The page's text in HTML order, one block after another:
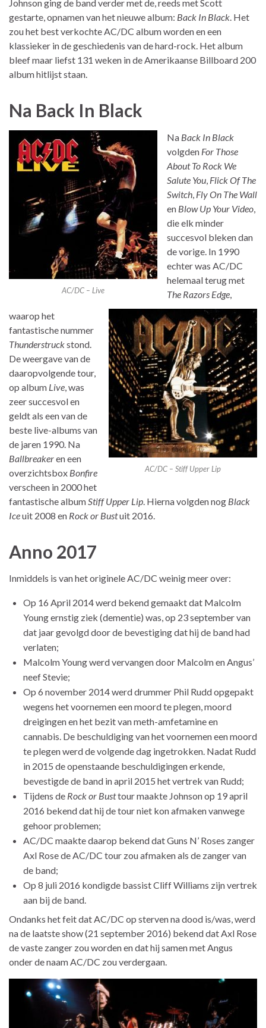
Johnson ging de band verder met de, reeds met Scott
gestarte, opnamen van het nieuwe album: Back In Black. Het
zou het best verkochte AC/DC album worden en een
klassieker in de geschiedenis van de hard-rock. Het album
bleef maar liefst 131 weken in de Amerikaanse Billboard 200
album hitlijst staan.
Na Back In Black
AC/DC – Live
AC/DC – Stiff Upper Lip
Na Back In Black
volgden For Those
About To Rock We
Salute You, Flick Of The
Switch, Fly On The Wall
en Blow Up Your Video,
die elk minder
succesvol bleken dan
de vorige. In 1990
echter was AC/DC
helemaal terug met
The Razors Edge,
waarop het
fantastische nummer
Thunderstruckstond.
De weergave van de
daaropvolgende tour,
op album Live, was
zeer succesvol en
geldt als een van de
beste live-albums van
de jaren 1990. Na
Ballbreakeren een
overzichtsbox Bonfire
verscheen in 2000 het
fantastische albumStiff Upper Lip. Hierna volgden nog Black
Iceuit 2008 en Rock or Bustuit 2016.
Anno 2017
Inmiddels is van het originele AC/DC weinig meer over:
Op 16 April 2014 werd bekend gemaakt dat Malcolm
Young ernstig ziek (dementie) was, op 23 september van
dat jaar gevolgd door de bevestiging dat hij de band had
verlaten;
Malcolm Young werd vervangen door Malcolm en Angus’
neef Stevie;
Op 6 november 2014 werd drummer Phil Rudd opgepakt
wegens het voornemen een moord te plegen, moord
dreigingen en het bezit van meth-amfetamine en
cannabis. De beschuldiging van het voornemen een moord
te plegen werd de volgende dag ingetrokken. Nadat Rudd
in 2015 de openstaande beschuldigingen erkende,
bevestigde de band in april 2015 het vertrek van Rudd;
Tijdens de Rock or Busttour maakte Johnson op 19 april
2016 bekend dat hij de tour niet kon afmaken vanwege
gehoor problemen;
AC/DC maakte daarop bekend dat Guns N’ Roses zanger
Axl Rose de AC/DC tour zou afmaken als de zanger van
de band;
Op 8 juli 2016 kondigde bassist Cliff Williams zijn vertrek
aan bij de band.
Ondanks het feit dat AC/DC op sterven na dood is/was, werd
na de laatste show (21 september 2016) bekend dat Axl Rose
de vaste zanger zou worden en dat hij samen met Angus
onder de naam AC/DC zou verdergaan.